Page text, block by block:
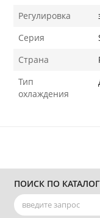
Регулировка
Серия
Страна
Тип
охлаждения
ПОИСК ПО